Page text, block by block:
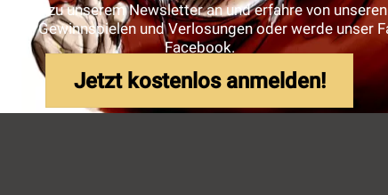
dich zu unserem Newsletter an und erfahre von
Gewinnspielen und Verlosungen oder werde unser
Facebook.
Jetzt kostenlos anmelden!